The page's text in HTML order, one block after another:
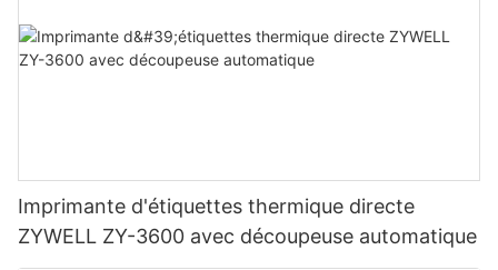
Imprimante d'étiquettes thermique directe
ZYWELL ZY-3600 avec découpeuse automatique